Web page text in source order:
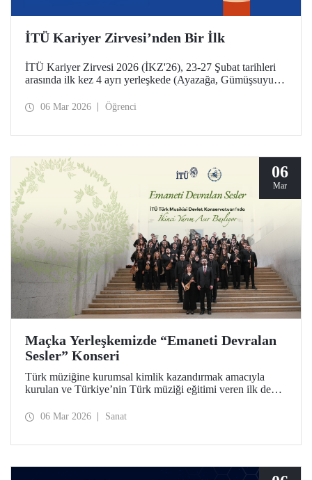
İTÜ Kariyer Zirvesi’nden Bir İlk
İTÜ Kariyer Zirvesi 2026 (İKZ'26), 23-27 Şubat tarihleri
arasında ilk kez 4 ayrı yerleşkede (Ayazağa, Gümüşsuyu
zamanlı düzenlendi.
06 Mar 2026 Öğrenci
06
Mar
Maçka Yerleşkemizde “Emaneti Devralan
Sesler” Konseri
Türk müziğine kurumsal kimlik kazandırmak amacıyla
kurulan ve Türkiye’nin Türk müziği eğitimi veren ilk devlet
Konservatuarı, ikinci yarım asrına “Emaneti Devralan
06 Mar 2026 Sanat